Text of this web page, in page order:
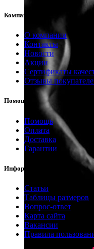
Компания
О компании
Контакты
Новости
Акции
Сертификаты
Отзывы
Помощь
Помощь
Оплата
Доставка
Гарантии
Информация
Статьи
Таблицы размеров
Вопрос-ответ
Карта сайта
Вакансии
Правила